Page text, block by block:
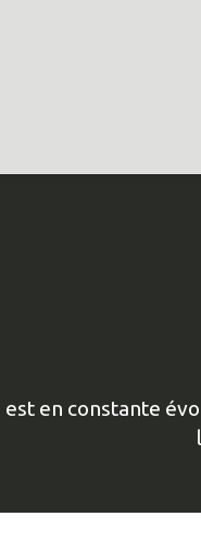
est en constante